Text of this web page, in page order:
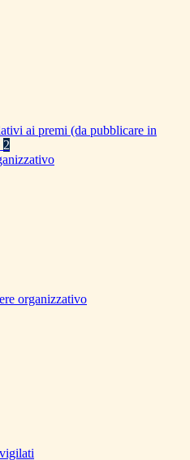
ai premi (da pubblicare in
2
organizzativo